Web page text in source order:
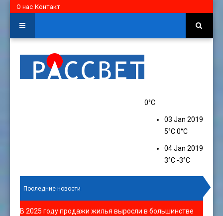
О нас Контакт
0°C
03 Jan 2019
5°C0°C
04 Jan 2019
3°C -3°C
Последние новости
В 2025 году продажи жилья выросли в большинстве